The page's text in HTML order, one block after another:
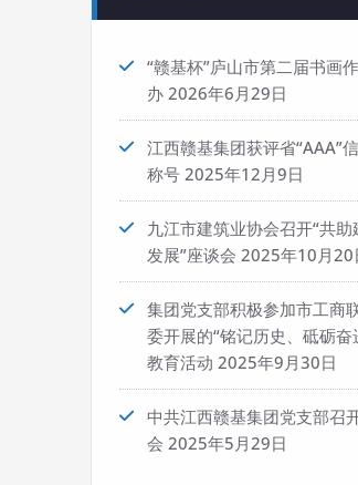
“赣基杯”庐山市第二届书画
办 2026年6月29日
江西赣基集团获评省“AAA”
称号 2025年12月9日
九江市建筑业协会召开“共
发展”座谈会 2025年10月20
集团党支部积极参加市工商
委开展的“铭记历史、砥砺奋
教育活动 2025年9月30日
中共江西赣基集团党支部召
会 2025年5月29日